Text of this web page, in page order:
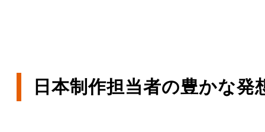
日本制作担当者の豊かな発